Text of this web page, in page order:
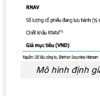
Mô hình định